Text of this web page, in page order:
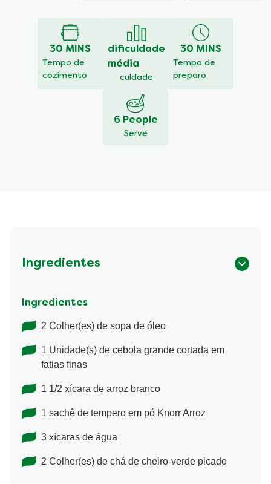
30 MINS
Tempo de
cozimento
dificuldade
média
culdade
30 MINS
Tempo de
preparo
6 People
Serve
Ingredientes
Ingredientes
2 Colher(es) de sopa de óleo
1 Unidade(s) de cebola grande cortada em
fatias finas
1 1/2 xícara de arroz branco
1 sachê de tempero em pó Knorr Arroz
3 xícaras de água
2 Colher(es) de chá de cheiro-verde picado